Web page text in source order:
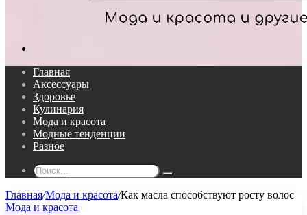
Главная
Аксессуары
Здоровье
Кулинария
Мода и красота
Модные тенденции
Разное
Поиск...
Главная/Мода и красота/Как масла способствуют росту волос
Мода и красота